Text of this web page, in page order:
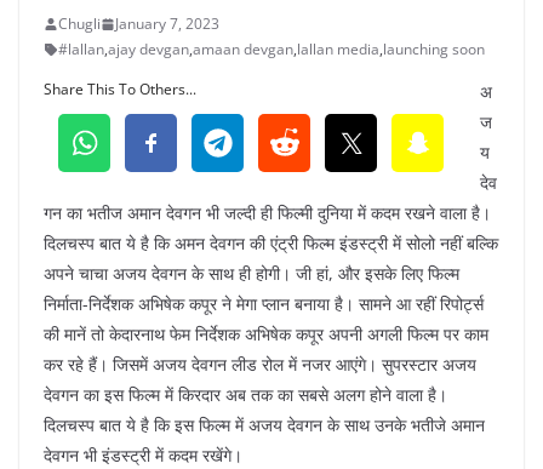
Chugli
January 7, 2023
#lallan,ajay devgan,amaan devgan,lallan media,launching soon
Share This To Others...
अ
ज
य
देव
गन का भतीज अमान देवगन भी जल्दी ही फिल्मी दुनिया में कदम रखने वाला है।
दिलचस्प बात ये है कि अमन देवगन की एंट्री फिल्म इंडस्ट्री में सोलो नहीं बल्कि
अपने चाचा अजय देवगन के साथ ही होगी। जी हां, और इसके लिए फिल्म
निर्माता-निर्देशक अभिषेक कपूर ने मेगा प्लान बनाया है। सामने आ रहीं रिपोर्ट्स
की मानें तो केदारनाथ फेम निर्देशक अभिषेक कपूर अपनी अगली फिल्म पर काम
कर रहे हैं। जिसमें अजय देवगन लीड रोल में नजर आएंगे। सुपरस्टार अजय
देवगन का इस फिल्म में किरदार अब तक का सबसे अलग होने वाला है।
दिलचस्प बात ये है कि इस फिल्म में अजय देवगन के साथ उनके भतीजे अमान
देवगन भी इंडस्ट्री में कदम रखेंगे।